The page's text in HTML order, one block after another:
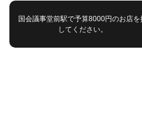
国会議事堂前駅で予算8000円のお店を
してください。